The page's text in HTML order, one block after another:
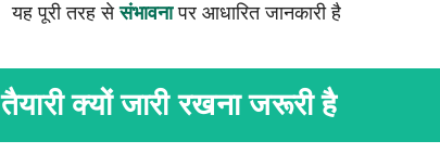
यह पूरी तरह सेसंभावनापर आधारित जानकारी है
तैयारी क्यों जारी रखना जरूरी है